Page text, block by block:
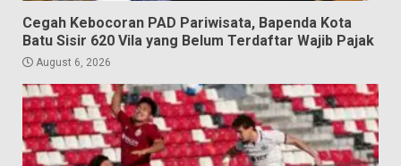
Cegah Kebocoran PAD Pariwisata, Bapenda Kota
Batu Sisir 620 Vila yang Belum Terdaftar Wajib Pajak
August 6, 2026